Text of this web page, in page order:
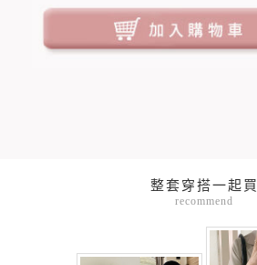
整套穿搭一起買
recommend